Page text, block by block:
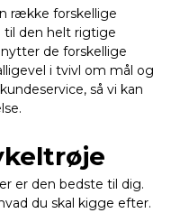
række forskellige
til den helt rigtige
de forskellige
i tvivl om mål og
så vi kan
er den bedste til dig.
du skal kigge efter.